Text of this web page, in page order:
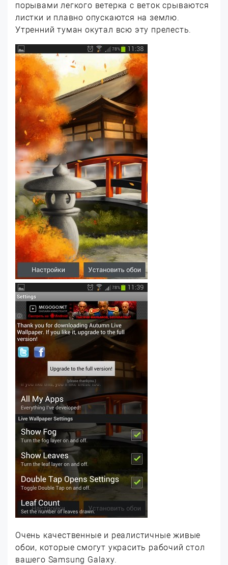
порывами легкого ветерка с веток срываются
листки и плавно опускаются на землю.
Утренний туман окутал всю эту прелесть.
Очень качественные и реалистичные живые
обои, которые смогут украсить рабочий стол
вашего Samsung Galaxy.